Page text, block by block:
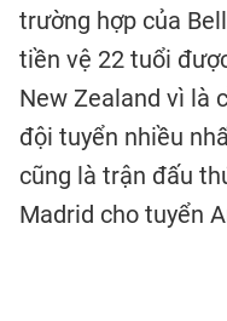
trường hợp của
tiền vệ 22 tuổi
New Zealand vì là
đội tuyển nhiều
cũng là trận đấu
Madrid cho tuyển